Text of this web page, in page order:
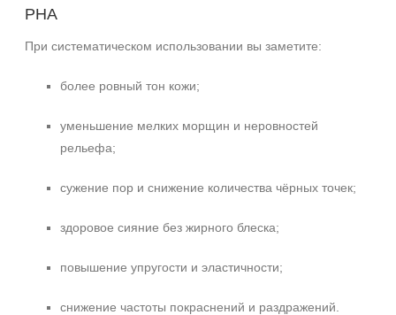
PHA
При систематическом использовании вы заметите:
более ровный тон кожи;
уменьшение мелких морщин и неровностей
рельефа;
сужение пор и снижение количества чёрных точек;
здоровое сияние без жирного блеска;
повышение упругости и эластичности;
снижение частоты покраснений и раздражений.